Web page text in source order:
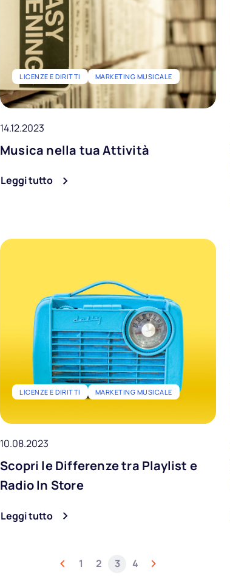
Chi siamo
Partner
LICENZE E DIRITTI MARKETING MUSICALE
14.12.2023
Musica nella tua Attività
Leggi tutto
LICENZE E DIRITTI MARKETING MUSICALE
10.08.2023
Scopri le Differenze tra Playlist e
Radio In Store
Leggi tutto
1 2 3 4